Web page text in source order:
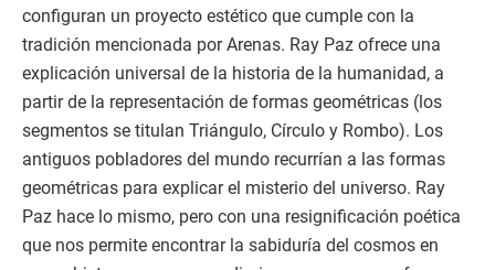
configuran un proyecto estético que cumple con la
tradición mencionada por Arenas. Ray Paz ofrece una
explicación universal de la historia de la humanidad, a
partir de la representación de formas geométricas (los
segmentos se titulan Triángulo, Círculo y Rombo). Los
antiguos pobladores del mundo recurrían a las formas
geométricas para explicar el misterio del universo. Ray
Paz hace lo mismo, pero con una resignificación poética
que nos permite encontrar la sabiduría del cosmos en